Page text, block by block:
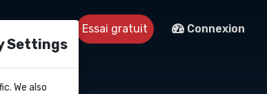
Essai gratuit Connexion
Settings
We also